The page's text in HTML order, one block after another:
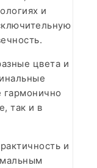
и
цвета и
гармонично
так и в
и